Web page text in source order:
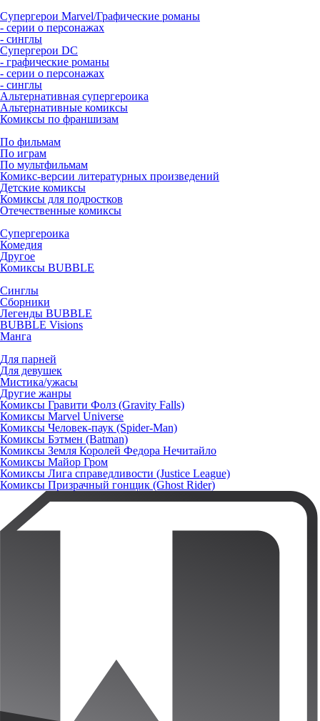
Супергерои Marvel/Графические романы
- серии о персонажах
- синглы
Супергерои DC
- графические романы
- серии о персонажах
- синглы
Альтернативная супергероика
Альтернативные комиксы
Комиксы по франшизам
По фильмам
По играм
По мультфильмам
Комикс-версии литературных произведений
Детские комиксы
Комиксы для подростков
Отечественные комиксы
Супергероика
Комедия
Другое
Комиксы BUBBLE
Синглы
Сборники
Легенды BUBBLE
BUBBLE Visions
Манга
Для парней
Для девушек
Мистика/ужасы
Другие жанры
Комиксы Гравити Фолз (Gravity Falls)
Комиксы Marvel Universe
Комиксы Человек-паук (Spider-Man)
Комиксы Бэтмен (Batman)
Комиксы Земля Королей Федора Нечитайло
Комиксы Майор Гром
Комиксы Лига справедливости (Justice League)
Комиксы Призрачный гонщик (Ghost Rider)